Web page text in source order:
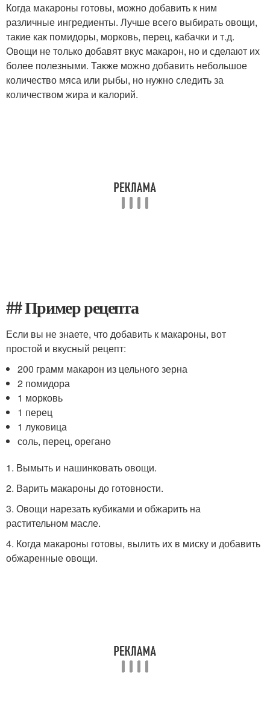
Когда макароны готовы, можно добавить к ним
различные ингредиенты. Лучше всего выбирать овощи,
такие как помидоры, морковь, перец, кабачки и т.д.
Овощи не только добавят вкус макарон, но и сделают их
более полезными. Также можно добавить небольшое
количество мяса или рыбы, но нужно следить за
количеством жира и калорий.
## Пример рецепта
Если вы не знаете, что добавить к макароны, вот
простой и вкусный рецепт:
200 грамм макарон из цельного зерна
2 помидора
1 морковь
1 перец
1 луковица
соль, перец, орегано
1. Вымыть и нашинковать овощи.
2. Варить макароны до готовности.
3. Овощи нарезать кубиками и обжарить на
растительном масле.
4. Когда макароны готовы, вылить их в миску и добавить
обжаренные овощи.